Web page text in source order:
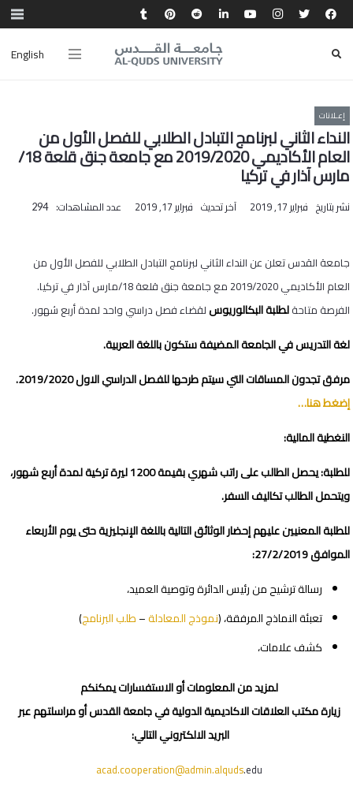
English
إعـلانات
النداء الثاني لبرنامج التبادل الطلابي للفصل الأول من
العام الأكاديمي 2019/2020 مع جامعة جنق قلعة 18/
مارس آذار في تركيا
نشر بتاريخ فبراير 17, 2019 آخر تحديث فبراير 17, 2019 عدد المشاهدات: 294
جامعة القدس تعلن عن النداء الثاني لبرنامج التبادل الطلابي للفصل الأول من
العام الأكاديمي 2019/2020 مع جامعة جنق قلعة 18/مارس آذار في تركيا.
الفرصة متاحةلطلبة البكالوريوسلقضاء فصل دراسي واحد لمدة أربع شهور.
لغة التدريس في الجامعة المضيفة ستكون باللغة العربية.
مرفق تجدون المساقات التي سيتم طرحها للفصل الدراسي الاول 2019/2020.
إضغط هنا…
النغطية المالية:
للطلبة: يحصل الطالب على راتب شهري بقيمة 1200 ليرة تركية لمدة أربع شهور،
ويتحمل الطالب تكاليف السفر.
للطلبة المعنيين عليهم إحضار الوثائق التالية باللغة الإنجليزية حتى يوم الأربعاء
الموافق 27/2/2019:
رسالة ترشيح من رئيس الدائرة وتوصية العميد،
تعبئة النماذج المرفقة، (نموذج المعادلة–طلب البرنامج)
كشف علامات،
لمزيد من المعلومات أو الاستفسارات يمكنكم
زيارة مكتب العلاقات الاكاديمية الدولية في جامعة القدس أو مراسلتهم عبر
البريد الالكتروني التالي:
acad.cooperation@admin.alquds.edu